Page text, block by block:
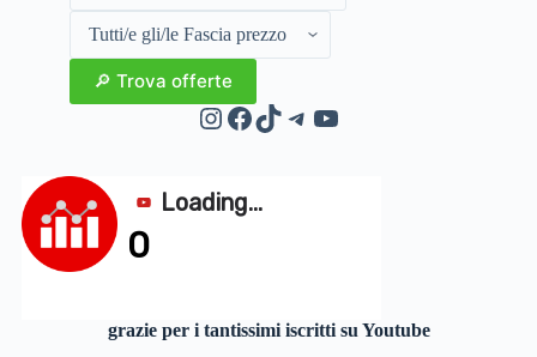
Instagram
Facebook
TikTok
Telegram
YouTube
grazie per i tantissimi iscritti su Youtube